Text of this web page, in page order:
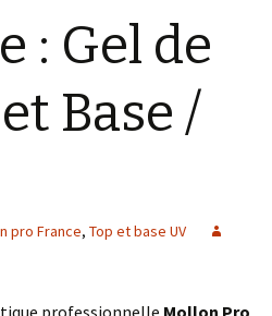
: Gel de
Base /
pro France, Top et base UV
professionnelle Mollon Pro